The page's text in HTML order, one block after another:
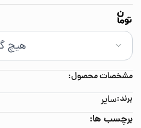
مشخصات محصول:
برند:سایر
برچسب ها: